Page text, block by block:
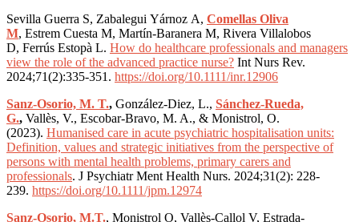
Sevilla Guerra S, Zabalegui Yárnoz A, Comellas Oliva
M, Estrem Cuesta M, Martín-Baranera M, Rivera Villalobos
D, Ferrús Estopà L. How do healthcare professionals and managers
view the role of the advanced practice nurse? Int Nurs Rev.
2024;71(2):335-351. https://doi.org/10.1111/inr.12906
Sanz-Osorio, M. T., González-Diez, L., Sánchez-Rueda,
G., Vallès, V., Escobar-Bravo, M. A., & Monistrol, O.
(2023). Humanised care in acute psychiatric hospitalisation units:
Definition, values and strategic initiatives from the perspective of
persons with mental health problems, primary carers and
professionals. J Psychiatr Ment Health Nurs. 2024;31(2): 228-
239. https://doi.org/10.1111/jpm.12974
Sanz-Osorio, M.T., Monistrol O, Vallès-Callol V, Estrada-